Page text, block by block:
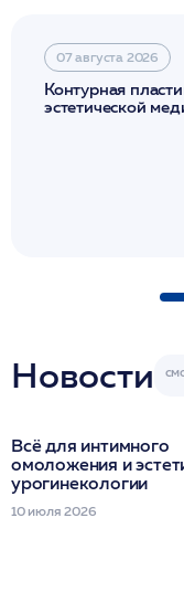
07 августа 2026
Контурная
эстетической
Новости
Всё для интимного
омоложения и
урогинекологии
10 июля 2026